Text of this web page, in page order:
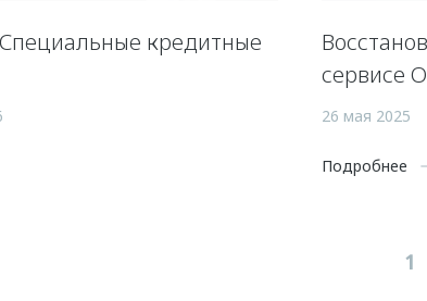
Специальные кредитные
сервисе
26 мая 2025
Подробнее
1